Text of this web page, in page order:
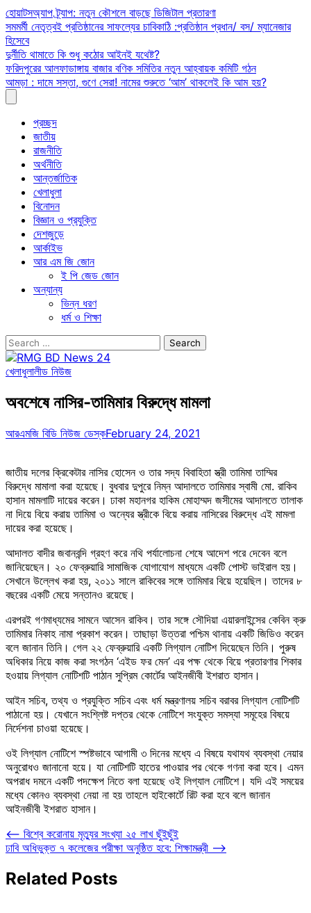
Skip
to
content
হোয়াটসঅ্যাপ ট্র্যাপ: নতুন কৌশলে বাড়ছে ডিজিটাল প্রতারণা
সমমর্মী নেতৃত্বই প্রতিষ্ঠানের সাফল্যের চাবিকাঠি :প্রতিষ্ঠান প্রধান/ বস/ ম্যানেজার
হিসেবে
দুর্নীতি থামাতে কি শুধু কঠোর আইনই যথেষ্ট?
ফরিদপুরের আলফাডাঙ্গায় বাজার বণিক সমিতির নতুন আহ্বায়ক কমিটি গঠন
আমড়া : দামে সস্তা, গুণে সেরা! নামের শুরুতে ‘আম’ থাকলেই কি আম হয়?
প্রচ্ছদ
জাতীয়
রাজনীতি
অর্থনীতি
আন্তর্জাতিক
খেলাধুলা
বিনোদন
বিজ্ঞান ও প্রযুক্তি
দেশজুড়ে
আর্কাইভ
আর এম জি জোন
ই পি জেড জোন
অন্যান্য
ভিন্ন ধরণ
ধর্ম ও শিক্ষা
Search
for:
খেলাধুলালীড নিউজ
অবশেষে নাসির-তামিমার বিরুদ্ধে মামলা
আরএমজি বিডি নিউজ ডেস্কFebruary 24, 2021
জাতীয় দলের ক্রিকেটার নাসির হোসেন ও তার সদ্য বিবাহিতা স্ত্রী তামিমা তাম্মির
বিরুদ্ধে মামালা করা হয়েছে। বুধবার দুপুরে নিম্ন আদালতে তামিমার স্বামী মো. রাকিব
হাসান মামলাটি দায়ের করেন। ঢাকা মহানগর হাকিম মোহাম্মদ জসীমের আদালতে তালাক
না দিয়ে বিয়ে করায় তামিমা ও অন্যের স্ত্রীকে বিয়ে করায় নাসিরের বিরুদ্ধে এই মামলা
দায়ের করা হয়েছে।
আদালত বাদীর জবানবন্দি গ্রহণ করে নথি পর্যালোচনা শেষে আদেশ পরে দেবেন বলে
জানিয়েছেন। ২০ ফেব্রুয়ারি সামাজিক যোগাযোগ মাধ্যমে একটি পোস্ট ভাইরাল হয়।
সেখানে উল্লেখ করা হয়, ২০১১ সালে রাকিবের সঙ্গে তামিমার বিয়ে হয়েছিল। তাদের ৮
বছরের একটি মেয়ে সন্তানও রয়েছে।
এরপরই গণমাধ্যমের সামনে আসেন রাকিব। তার সঙ্গে সৌদিয়া এয়ারলাইন্সের কেবিন ক্রু
তামিমার নিকাহ নামা প্রকাশ করেন। তাছাড়া উত্তরা পশ্চিম থানায় একটি জিডিও করেন
বলে জানান তিনি। গেল ২২ ফেব্রুয়ারি একটি লিগ্যাল নোটিশ দিয়েছেন তিনি। পুরুষ
অধিকার নিয়ে কাজ করা সংগঠন ‘এইড ফর মেন’ এর পক্ষ থেকে বিয়ে প্রতারণার শিকার
হওয়ায় লিগ্যাল নোটিশটি পাঠান সুপ্রিম কোর্টের আইনজীবী ইশরাত হাসান।
আইন সচিব, তথ্য ও প্রযুক্তি সচিব এবং ধর্ম মন্ত্রণালয় সচিব বরাবর লিগ্যাল নোটিশটি
পাঠানো হয়। যেখানে সংশ্লিষ্ট দপ্তর থেকে নোটিশে সংযুক্ত সমস্যা সমূহের বিষয়ে
নির্দেশনা চাওয়া হয়েছে।
ওই লিগ্যাল নোটিশে স্পষ্টভাবে আগামী ৩ দিনের মধ্যে এ বিষয়ে যথাযথ ব্যবস্থা নেয়ার
অনুরোধও জানানো হয়ে। যা নোটিশটি হাতের পাওয়ার পর থেকে গণনা করা হবে। এমন
অপরাধ দমনে একটি পদক্ষেপ নিতে বলা হয়েছে ওই লিগ্যাল নোটিশে। যদি এই সময়ের
মধ্যে কোনও ব্যবস্থা নেয়া না হয় তাহলে হাইকোর্টে রিট করা হবে বলে জানান
আইনজীবী ইশরাত হাসান।
Post
navigation
⟵ বিশ্বে করোনায় মৃত্যুর সংখ্যা ২৫ লাখ ছুঁইছুঁই
ঢাবি অধিভুক্ত ৭ কলেজের পরীক্ষা অনুষ্ঠিত হবে: শিক্ষামন্ত্রী ⟶
Related Posts